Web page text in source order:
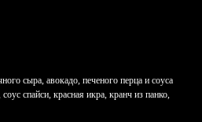
сыра, авокадо, печеного перца и соуса
спайси, красная икра, кранч из панко,